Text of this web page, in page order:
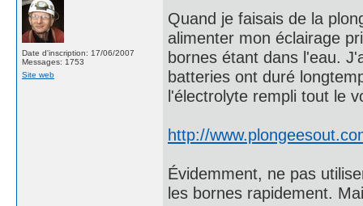
Date d'inscription: 17/06/2007
Messages: 1753
Site web
Quand je faisais de la
alimenter mon éclairage
bornes étant dans l'eau.
batteries ont duré
l'électrolyte rempli tout le
http://
Évidemment, ne pas
les bornes rapidement.